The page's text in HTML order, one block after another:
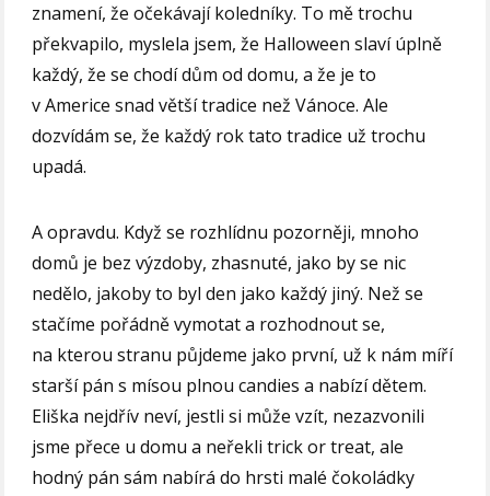
znamení, že očekávají koledníky. To mě trochu
překvapilo, myslela jsem, že Halloween slaví úplně
každý, že se chodí dům od domu, a že je to
v Americe snad větší tradice než Vánoce. Ale
dozvídám se, že každý rok tato tradice už trochu
upadá.
A opravdu. Když se rozhlídnu pozorněji, mnoho
domů je bez výzdoby, zhasnuté, jako by se nic
nedělo, jakoby to byl den jako každý jiný. Než se
stačíme pořádně vymotat a rozhodnout se,
na kterou stranu půjdeme jako první, už k nám míří
starší pán s mísou plnou candies a nabízí dětem.
Eliška nejdřív neví, jestli si může vzít, nezazvonili
jsme přece u domu a neřekli trick or treat, ale
hodný pán sám nabírá do hrsti malé čokoládky